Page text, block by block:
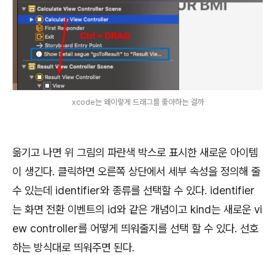
xcode는 왜이렇게 드래그를 좋아하는 걸까
옮기고 나면 위 그림의 파란색 박스로 표시한 새로운 아이템
이 생긴다. 클릭하면 오른쪽 상단에서 세부 속성을 정의해 줄
수 있는데 identifier와 종류를 선택할 수 있다. identifier
는 화면 전환 이벤트의 id와 같은 개념이고 kind는 새로운 vi
ew controller를 어떻게 띄워줄지를 선택 할 수 있다. 선호
하는 방식대로 띄워주면 된다.